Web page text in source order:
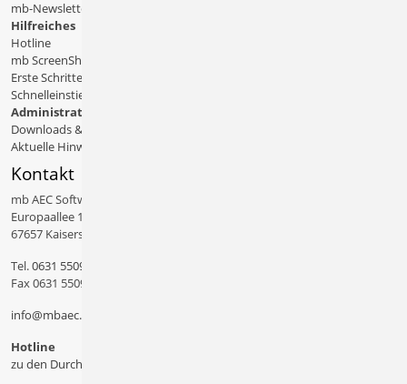
mb-Newsletter
Hilfreiches
Hotline
mb ScreenShare
Erste Schritte
Schnelleinstiege & Doku
Administratives
Downloads & Patches
Aktuelle Hinweise
Kontakt
mb AEC Software GmbH
Europaallee 14
67657 Kaiserslautern
Tel.0631 550999 11
Fax 0631 550999 20
info@mbaec.de
Hotline
zu den Durchwahlen